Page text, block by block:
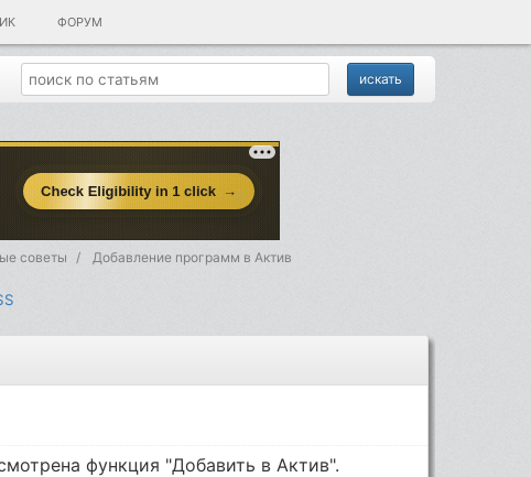
ФОРУМ
советы Добавление программ в Актив
функция "Добавить в Актив".